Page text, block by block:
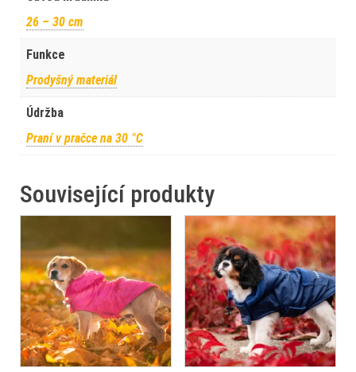
26 – 30 cm
Funkce
Prodyšný materiál
Údržba
Praní v pračce na 30 °C
Související produkty